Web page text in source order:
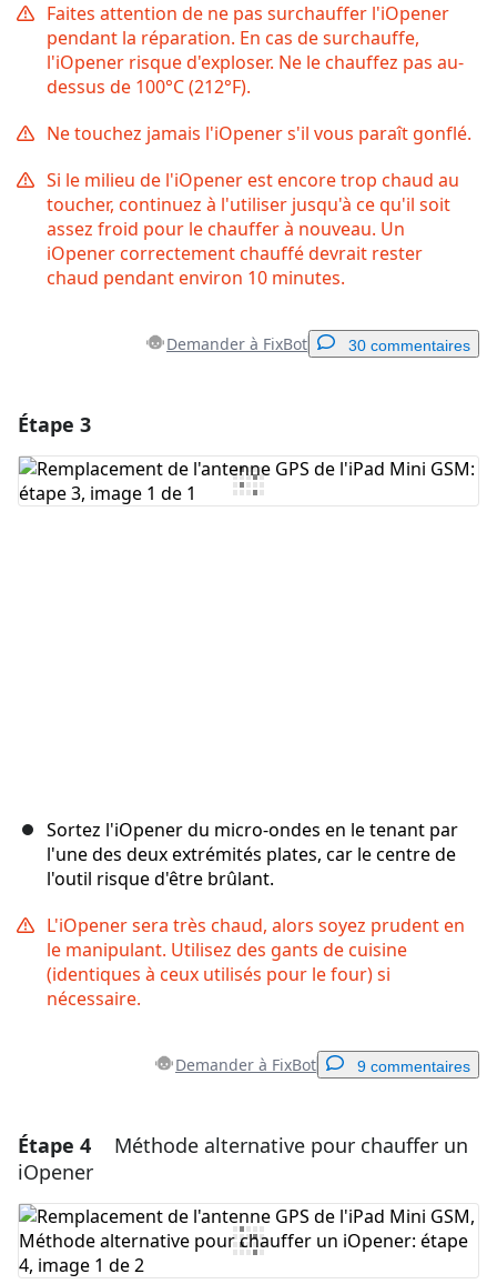
Faites attention de ne pas surchauffer l'iOpener
pendant la réparation. En cas de surchauffe,
l'iOpener risque d'exploser. Ne le chauffez pas au-
dessus de 100°C (212°F).
Ne touchez jamais l'iOpener s'il vous paraît gonflé.
Si le milieu de l'iOpener est encore trop chaud au
toucher, continuez à l'utiliser jusqu'à ce qu'il soit
assez froid pour le chauffer à nouveau. Un
iOpener correctement chauffé devrait rester
chaud pendant environ 10 minutes.
Demander à FixBot 30 commentaires
Ajouter un commentaire
Étape 3
Sortez l'iOpener du micro-ondes en le tenant par
l'une des deux extrémités plates, car le centre de
l'outil risque d'être brûlant.
L'iOpener sera très chaud, alors soyez prudent en
le manipulant. Utilisez des gants de cuisine
(identiques à ceux utilisés pour le four) si
nécessaire.
Demander à FixBot 9 commentaires
Ajouter un commentaire
Ajouter un commentaire
Étape 4
Méthode alternative pour chauffer un
iOpener